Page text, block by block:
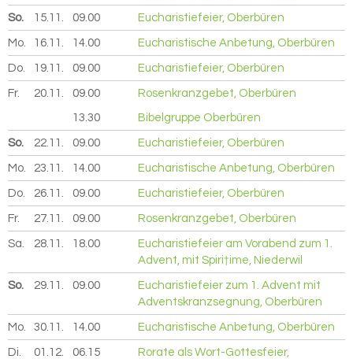
So. 15.11. 2026
09.00 Eucharistiefeier, Oberbüren
Mo. 16.11. 2026
14.00 Eucharistische Anbetung, Oberbüren
Do. 19.11. 2026
09.00 Eucharistiefeier, Oberbüren
Fr. 20.11. 2026
09.00 Rosenkranzgebet, Oberbüren
13.30 Bibelgruppe Oberbüren
So. 22.11. 2026
09.00 Eucharistiefeier, Oberbüren
Mo. 23.11. 2026
14.00 Eucharistische Anbetung, Oberbüren
Do. 26.11. 2026
09.00 Eucharistiefeier, Oberbüren
Fr. 27.11. 2026
09.00 Rosenkranzgebet, Oberbüren
Sa. 28.11. 2026
18.00
Eucharistiefeier am Vorabend zum 1.
Advent, mit Spiri†ime, Niederwil
So. 29.11. 2026
09.00
Eucharistiefeier zum 1. Advent mit
Adventskranzsegnung, Oberbüren
Mo. 30.11. 2026
14.00 Eucharistische Anbetung, Oberbüren
Di. 01.12. 2026
06.15
Rorate als Wort-Gottesfeier,